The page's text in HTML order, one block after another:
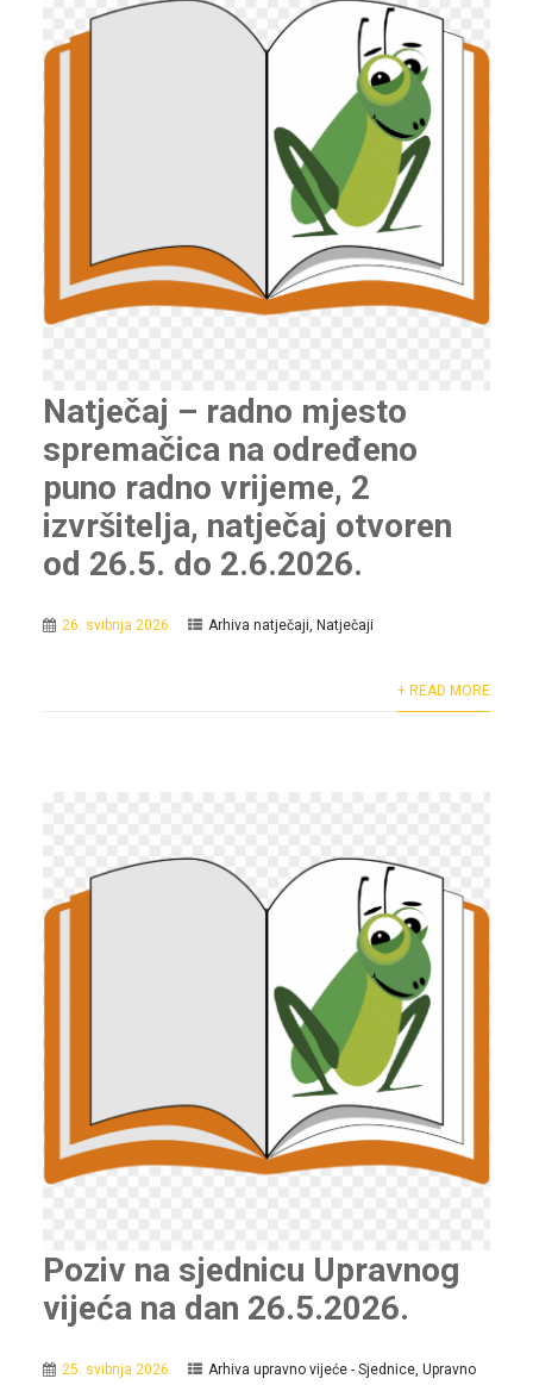
Natječaj – radno mjesto
spremačica na određeno
puno radno vrijeme, 2
izvršitelja, natječaj otvoren
od 26.5. do 2.6.2026.
26. svibnja 2026. Arhiva natječaji Natječaji
+ READ MORE
Poziv na sjednicu Upravnog
vijeća na dan 26.5.2026.
25. svibnja 2026. Arhiva upravno vijeće - Sjednice, Upravno